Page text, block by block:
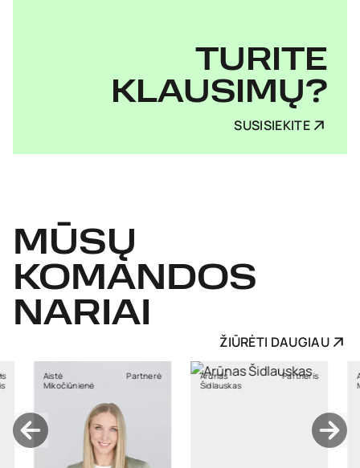
TURITE
KLAUSIMŲ?
SUSISIEKITE
MŪSŲ
KOMANDOS
NARIAI
ŽIŪRĖTI DAUGIAU
Partnerė
Arūnas
Partneris
Asta